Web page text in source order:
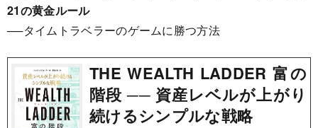
21の黄金ルール
──タイムトラベラーのゲームに勝つ方法
THE WEALTH LADDER 富の
階段 ── 資産レベルが上がり
続けるシンプルな戦略